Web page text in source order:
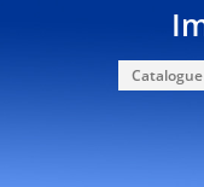
Catalogue